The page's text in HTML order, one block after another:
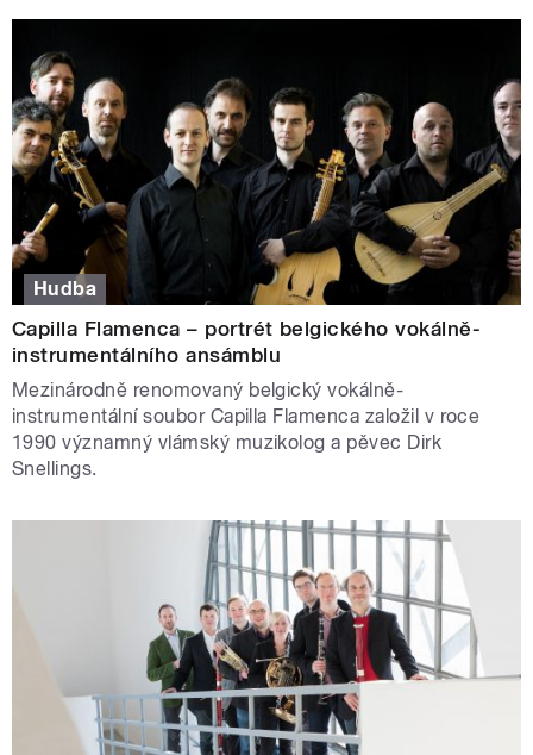
Hudba
Capilla Flamenca – portrét belgického vokálně-
instrumentálního ansámblu
Mezinárodně renomovaný belgický vokálně-
instrumentální soubor Capilla Flamenca založil v roce
1990 významný vlámský muzikolog a pěvec Dirk
Snellings.